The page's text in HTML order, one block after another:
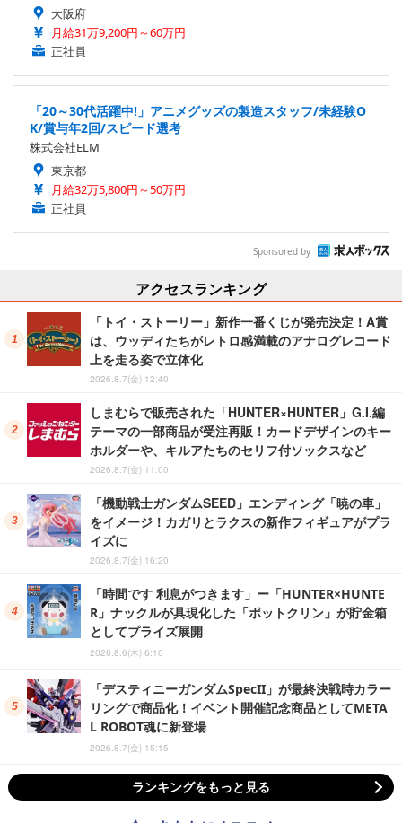
大阪府
月給31万9,200円～60万円
正社員
「20～30代活躍中!」アニメグッズの製造スタッフ/未経験O
K/賞与年2回/スピード選考
株式会社ELM
東京都
月給32万5,800円～50万円
正社員
Sponsored by
アクセスランキング
「トイ・ストーリー」新作一番くじが発売決定！A賞
は、ウッディたちがレトロ感満載のアナログレコード
上を走る姿で立体化
2026.8.7(金) 12:40
しまむらで販売された「HUNTER×HUNTER」G.I.編
テーマの一部商品が受注再販！カードデザインのキー
ホルダーや、キルアたちのセリフ付ソックスなど
2026.8.7(金) 11:00
「機動戦士ガンダムSEED」エンディング「暁の車」
をイメージ！カガリとラクスの新作フィギュアがプラ
イズに
2026.8.7(金) 16:20
「時間です 利息がつきます」ー「HUNTER×HUNTE
R」ナックルが具現化した「ポットクリン」が貯金箱
としてプライズ展開
2026.8.6(木) 6:10
「デスティニーガンダムSpecII」が最終決戦時カラー
リングで商品化！イベント開催記念商品としてMETA
L ROBOT魂に新登場
2026.8.7(金) 15:15
ランキングをもっと見る